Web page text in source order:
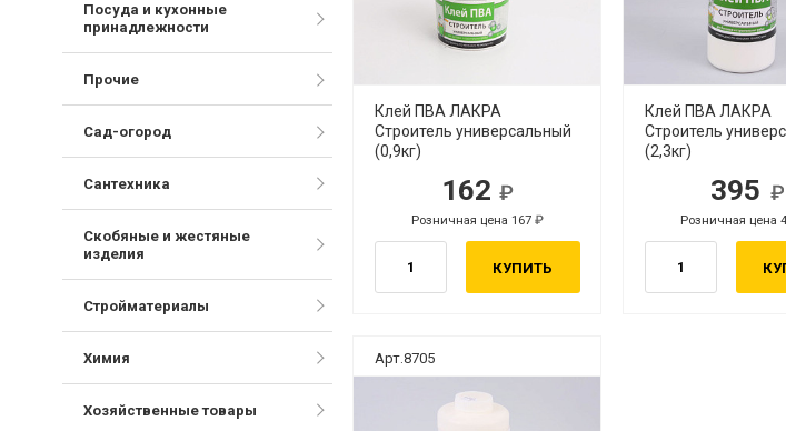
Клей ПВА ЛАКРА
Строитель универсальный
(0,9кг)
162
Розничная цена 167
КУПИТЬ
Клей ПВА ЛАКРА
Строитель
(2,3кг)
395
Розничная цена
руб.
руб.
руб.
Арт.8705
Посуда и кухонные
принадлежности
Прочие
Сад-огород
Сантехника
Скобяные и жестяные
изделия
Стройматериалы
Химия
Хозяйственные товары